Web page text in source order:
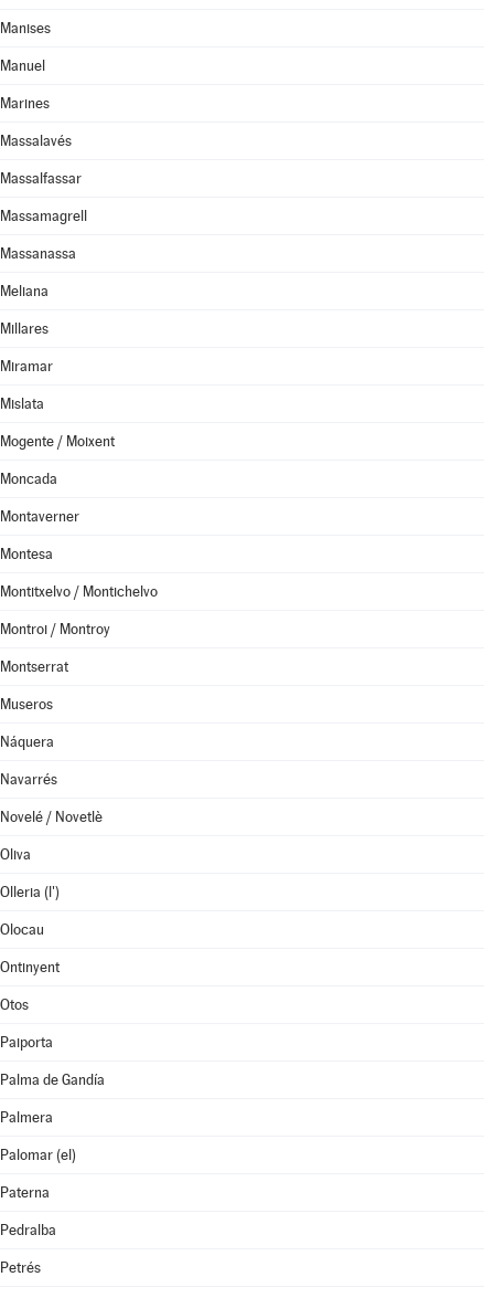
Manises
Manuel
Marines
Massalavés
Massalfassar
Massamagrell
Massanassa
Meliana
Millares
Miramar
Mislata
Mogente / Moixent
Moncada
Montaverner
Montesa
Montitxelvo / Montichelvo
Montroi / Montroy
Montserrat
Museros
Náquera
Navarrés
Novelé / Novetlè
Oliva
Olleria (l')
Olocau
Ontinyent
Otos
Paiporta
Palma de Gandía
Palmera
Palomar (el)
Paterna
Pedralba
Petrés